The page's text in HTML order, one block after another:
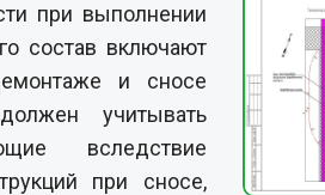
при выполнении
состав включают
и сносе
учитывать
вследствие
при сносе,